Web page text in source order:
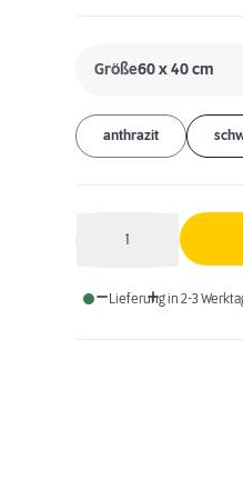
Größe60 x 40 cm
anthrazit
1
Lieferung in 2-3